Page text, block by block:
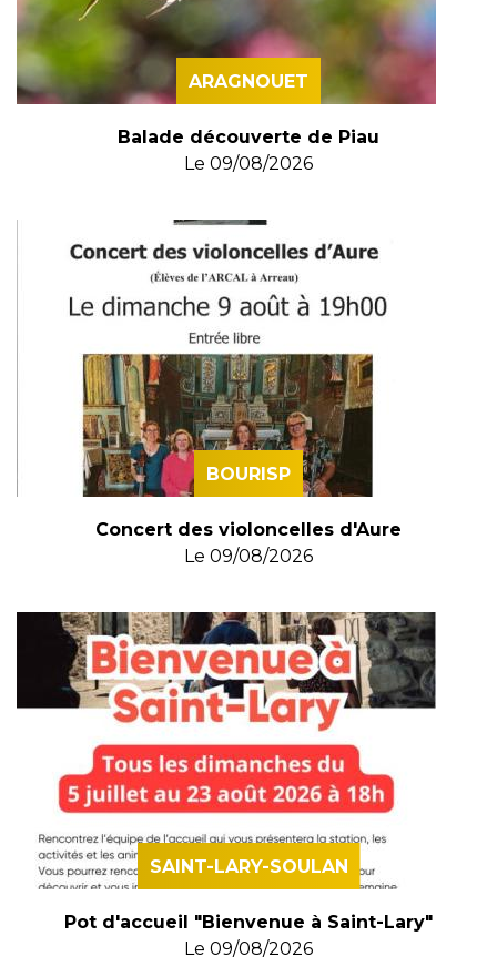
ARAGNOUET
Balade découverte de Piau
Le 09/08/2026
BOURISP
Concert des violoncelles d'Aure
Le 09/08/2026
SAINT-LARY-SOULAN
Pot d'accueil "Bienvenue à Saint-Lary"
Le 09/08/2026